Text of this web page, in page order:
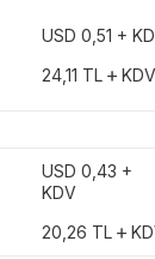
USD 0,51 +
24,11 TL KDV
USD 0,43 +
KDV
20,26 TL